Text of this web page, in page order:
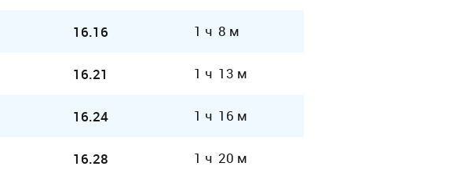
16.16 1 ч 8 м
16.21 1 ч 13 м
16.24 1 ч 16 м
16.28 1 ч 20 м